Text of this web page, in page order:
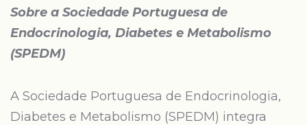
Sobre a Sociedade Portuguesa de
Endocrinologia, Diabetes e Metabolismo
(SPEDM)
A Sociedade Portuguesa de Endocrinologia,
Diabetes e Metabolismo (SPEDM) integra